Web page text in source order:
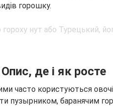
горошку.
де і як росте
часто користуються
пузырником, баранячим